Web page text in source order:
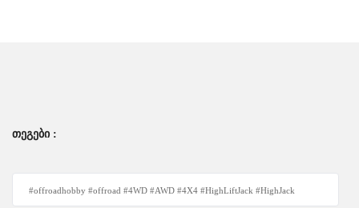
ᲗᲔᲒᲔᲑᲘ :
#offroadhobby #offroad #4WD #AWD #4X4 #HighLiftJack #HighJack